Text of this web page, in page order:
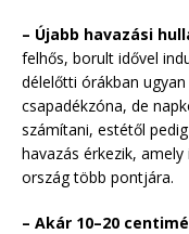
– Újabb havazási
felhős, borult idővel
délelőtti órákban
csapadékzóna, de
számítani, estétől
havazás érkezik,
ország több pontjára.
– Akár 10–20